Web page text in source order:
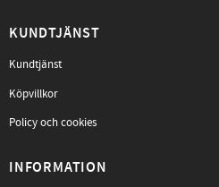
KUNDTJÄNST
Kundtjänst
Köpvillkor
Policy och cookies
INFORMATION